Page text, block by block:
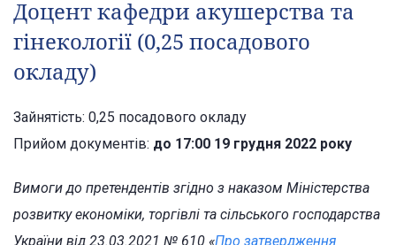
Доцент кафедри акушерства та
гінекології (0,25 посадового
окладу)
Зайнятість: 0,25 посадового окладу
Прийом документів: до 17:00 19 грудня 2022 року
Вимоги до претендентів згідно з наказом Міністерства
розвитку економіки, торгівлі та сільського господарства
України від 23.03.2021 № 610 «Про затвердження